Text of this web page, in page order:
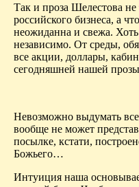
Так и проза Шелестова не
российского бизнеса, а
неожиданна и свежа.
независимо. От среды,
все акции, доллары,
сегодняшней нашей
Невозможно выдумать
вообще не может
посылке, кстати,
Божьего…
Интуиция наша